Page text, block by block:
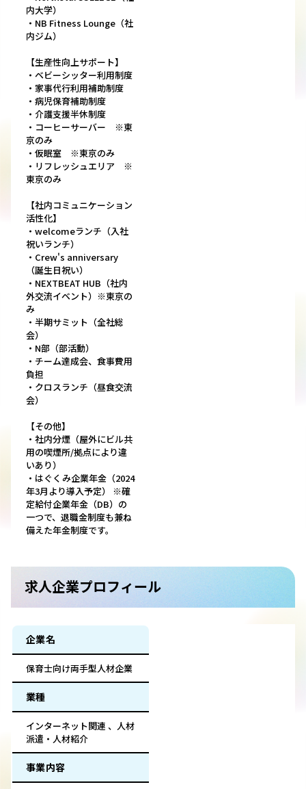
内大学）
・NB Fitness Lounge（社
内ジム）
【生産性向上サポート】
・ベビーシッター利用制度
・家事代行利用補助制度
・病児保育補助制度
・介護支援半休制度
・コーヒーサーバー ※東
京のみ
・仮眠室 ※東京のみ
・リフレッシュエリア ※
東京のみ
【社内コミュニケーション
活性化】
・welcomeランチ（入社
祝いランチ）
・Crew's anniversary
（誕生日祝い）
・NEXTBEAT HUB（社内
外交流イベント）※東京の
み
・半期サミット（全社総
会）
・N部（部活動）
・チーム達成会、食事費用
負担
・クロスランチ（昼食交流
会）
【その他】
・社内分煙（屋外にビル共
用の喫煙所/拠点により違
いあり）
・はぐくみ企業年金（2024
年3月より導入予定） ※確
定給付企業年金（DB）の
一つで、退職金制度も兼ね
備えた年金制度です。
求人企業プロフィール
企業名
保育士向け両手型人材企業
業種
インターネット関連 、人材
派遣・人材紹介
事業内容